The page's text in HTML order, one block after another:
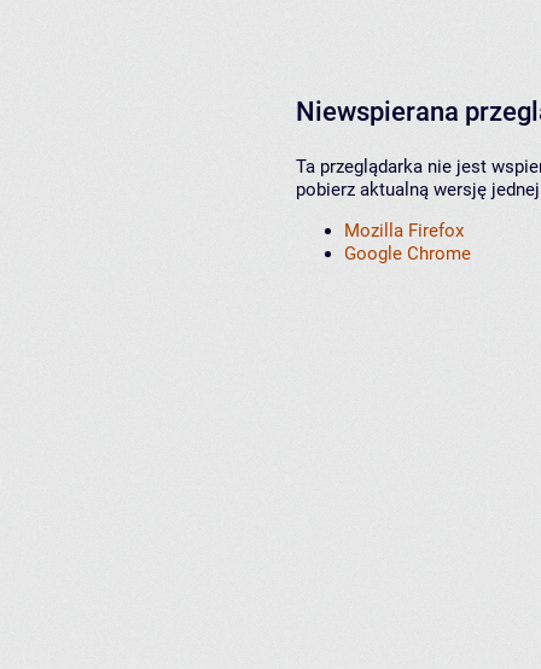
Niewspierana
Ta przeglądarka nie jest
pobierz aktualną wersję
Mozilla Firefox
Google Chrome